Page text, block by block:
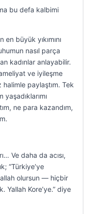
bu defa kalbimi
en büyük yıkımını
nasıl parça
kadınlar anlayabilir.
ve iyileşme
paylaştım. Tek
ne para kazandım,
Ve daha da acısı,
“Türkiye’ye
olursun — hiçbir
Yallah Kore’ye.” diye